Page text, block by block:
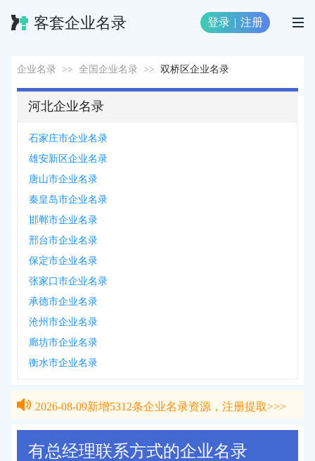
客套企业名录 登录 | 注册
企业名录 >> 全国企业名录 >> 双桥区企业名录
河北企业名录
石家庄市企业名录
雄安新区企业名录
唐山市企业名录
秦皇岛市企业名录
邯郸市企业名录
邢台市企业名录
保定市企业名录
张家口市企业名录
承德市企业名录
沧州市企业名录
廊坊市企业名录
衡水市企业名录
有总经理联系方式的企业名录